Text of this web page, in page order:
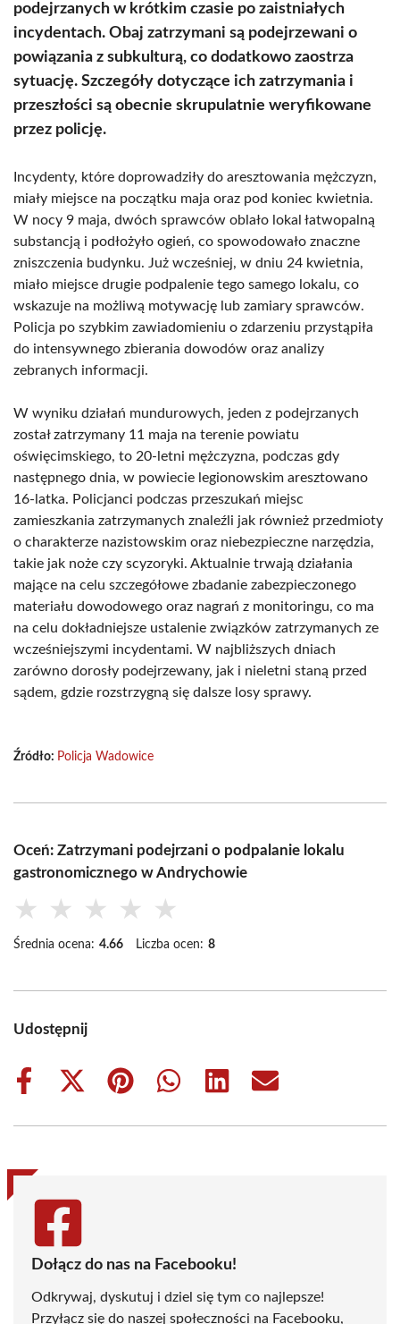
podejrzanych w krótkim czasie po zaistniałych
incydentach. Obaj zatrzymani są podejrzewani o
powiązania z subkulturą, co dodatkowo zaostrza
sytuację. Szczegóły dotyczące ich zatrzymania i
przeszłości są obecnie skrupulatnie weryfikowane
przez policję.
Incydenty, które doprowadziły do aresztowania mężczyzn,
miały miejsce na początku maja oraz pod koniec kwietnia.
W nocy 9 maja, dwóch sprawców oblało lokal łatwopalną
substancją i podłożyło ogień, co spowodowało znaczne
zniszczenia budynku. Już wcześniej, w dniu 24 kwietnia,
miało miejsce drugie podpalenie tego samego lokalu, co
wskazuje na możliwą motywację lub zamiary sprawców.
Policja po szybkim zawiadomieniu o zdarzeniu przystąpiła
do intensywnego zbierania dowodów oraz analizy
zebranych informacji.
W wyniku działań mundurowych, jeden z podejrzanych
został zatrzymany 11 maja na terenie powiatu
oświęcimskiego, to 20-letni mężczyzna, podczas gdy
następnego dnia, w powiecie legionowskim aresztowano
16-latka. Policjanci podczas przeszukań miejsc
zamieszkania zatrzymanych znaleźli jak również przedmioty
o charakterze nazistowskim oraz niebezpieczne narzędzia,
takie jak noże czy scyzoryki. Aktualnie trwają działania
mające na celu szczegółowe zbadanie zabezpieczonego
materiału dowodowego oraz nagrań z monitoringu, co ma
na celu dokładniejsze ustalenie związków zatrzymanych ze
wcześniejszymi incydentami. W najbliższych dniach
zarówno dorosły podejrzewany, jak i nieletni staną przed
sądem, gdzie rozstrzygną się dalsze losy sprawy.
Źródło: Policja Wadowice
Oceń: Zatrzymani podejrzani o podpalanie lokalu
gastronomicznego w Andrychowie
★ ★ ★ ★ ★
Średnia ocena: 4.66 Liczba ocen: 8
Udostępnij
Share
Share
(Twitter)
Share
Share
Share
Share
Dołącz do nas na Facebooku!
Odkrywaj, dyskutuj i dziel się tym co najlepsze!
Przyłącz się do naszej społeczności na Facebooku,